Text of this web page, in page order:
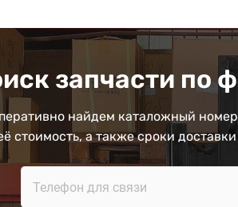
запчасти по
найдем каталожный
стоимость, а также сроки доставки